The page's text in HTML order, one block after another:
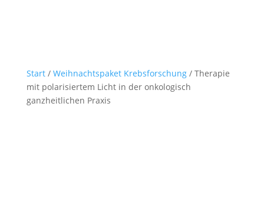
Start/ Weihnachtspaket Krebsforschung/ Therapie
mit polarisiertem Licht in der onkologisch
ganzheitlichen Praxis